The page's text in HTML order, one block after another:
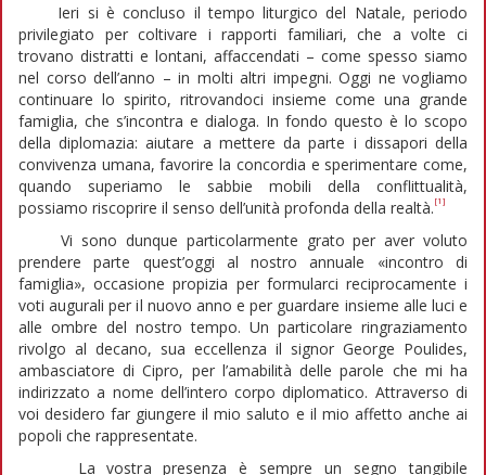
Ieri si è concluso il tempo liturgico del Natale, periodo
privilegiato per coltivare i rapporti familiari, che a volte ci
trovano distratti e lontani, affaccendati – come spesso siamo
nel corso dell’anno – in molti altri impegni. Oggi ne vogliamo
continuare lo spirito, ritrovandoci insieme come una grande
famiglia, che s’incontra e dialoga. In fondo questo è lo scopo
della diplomazia: aiutare a mettere da parte i dissapori della
convivenza umana, favorire la concordia e sperimentare come,
quando superiamo le sabbie mobili della conflittualità,
possiamo riscoprire il senso dell’unità profonda della realtà. [1]
Vi sono dunque particolarmente grato per aver voluto
prendere parte quest’oggi al nostro annuale «incontro di
famiglia», occasione propizia per formularci reciprocamente i
voti augurali per il nuovo anno e per guardare insieme alle luci e
alle ombre del nostro tempo. Un particolare ringraziamento
rivolgo al decano, sua eccellenza il signor George Poulides,
ambasciatore di Cipro, per l’amabilità delle parole che mi ha
indirizzato a nome dell’intero corpo diplomatico. Attraverso di
voi desidero far giungere il mio saluto e il mio affetto anche ai
popoli che rappresentate.
La vostra presenza è sempre un segno tangibile